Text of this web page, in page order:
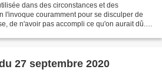
dans des circonstances et des
l'invoque couramment pour se disculper de
de n'avoir pas accompli ce qu'on aurait dû. «
27 septembre 2020